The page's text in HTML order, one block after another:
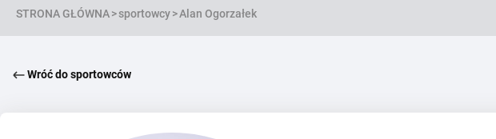
STRONA GŁÓWNA>sportowcy>Alan Ogorzałek
Wróć do sportowców